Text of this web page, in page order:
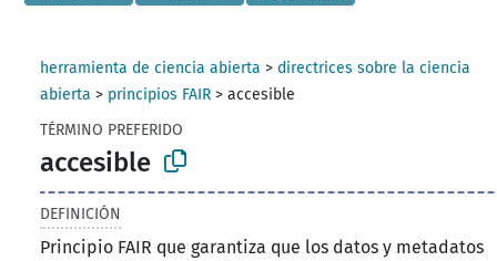
herramienta de ciencia abierta > directrices sobre la ciencia
abierta > principios FAIR >accesible
TÉRMINO PREFERIDO
accesible
DEFINICIÓN
Principio FAIR que garantiza que los datos y metadatos